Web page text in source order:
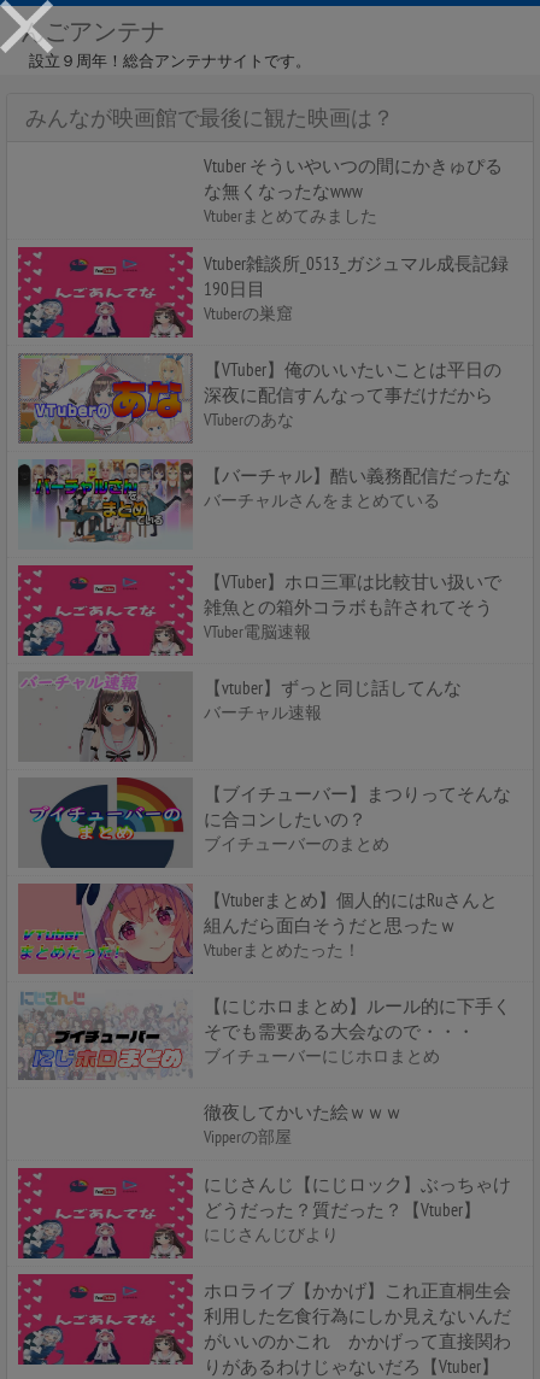
んごアンテナ
設立９周年！総合アンテナサイトです。
みんなが映画館で最後に観た映画は？
Vtuber そういやいつの間にかきゅぴる
な無くなったなwww
Vtuberまとめてみました
Vtuber雑談所_0513_ガジュマル成長記録
190日目
Vtuberの巣窟
【VTuber】俺のいいたいことは平日の
深夜に配信すんなって事だけだから
VTuberのあな
【バーチャル】酷い義務配信だったな
バーチャルさんをまとめている
【VTuber】ホロ三軍は比較甘い扱いで
雑魚との箱外コラボも許されてそう
VTuber電脳速報
【vtuber】ずっと同じ話してんな
バーチャル速報
【ブイチューバー】まつりってそんな
に合コンしたいの？
ブイチューバーのまとめ
【Vtuberまとめ】個人的にはRuさんと
組んだら面白そうだと思ったｗ
Vtuberまとめたった！
【にじホロまとめ】ルール的に下手く
そでも需要ある大会なので・・・
ブイチューバーにじホロまとめ
徹夜してかいた絵ｗｗｗ
Vipperの部屋
にじさんじ【にじロック】ぶっちゃけ
どうだった？質だった？【Vtuber】
にじさんじびより
ホロライブ【かかげ】これ正直桐生会
利用した乞食行為にしか見えないんだ
がいいのかこれ かかげって直接関わ
りがあるわけじゃないだろ【Vtuber】